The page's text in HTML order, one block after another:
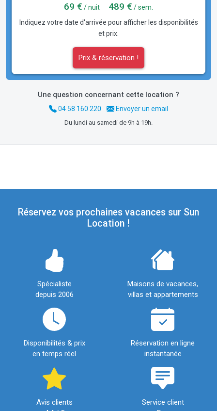
69 € / nuit 489 € / sem.
Indiquez votre date d'arrivée pour afficher les disponibilités
et prix.
Prix & réservation !
Une question concernant cette location ?
04 58 160 220 Envoyer un email
Du lundi au samedi de 9h à 19h.
Réservez vos prochaines vacances sur Sun
Location !
Spécialiste
depuis 2006
Maisons de vacances,
villas et appartements
Disponibilités & prix
en temps réel
Réservation en ligne
instantanée
Avis clients
Service client